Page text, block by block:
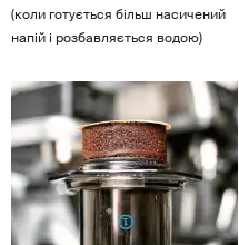
(коли готується більш насичений
напій і розбавляється водою)